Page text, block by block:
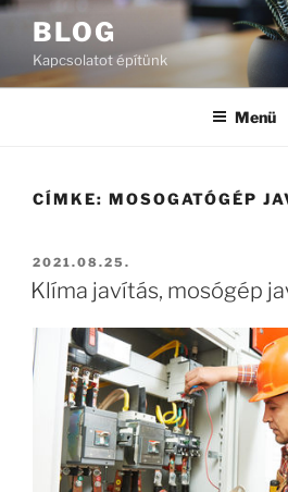
Tartalomhoz
BLOG
Kapcsolatot építünk
Menü
CÍMKE: MOSOGATÓGÉP
BEKÜLDVE:
2021.08.25.
Klíma javítás, mosógép